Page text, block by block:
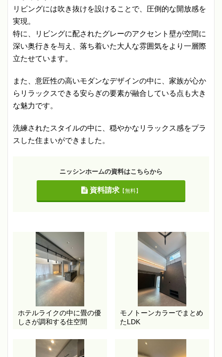
リビングには吹き抜けを設けることで、圧倒的な開放感を
実現。
特に、リビングに配されたグレーのアクセント壁が空間に
深い奥行きを与え、落ち着いた大人な雰囲気をより一層際
立たせています。
また、意匠性の高いモダンなデザインの中に、家族が心か
らリラックスできる安らぎの要素が融合している点も大き
な魅力です。
洗練されたスタイルの中に、穏やかなリラックス感をプラ
スした住まいができました。
ニッシンホームの資料はこちらから
資料請求【無料】
ホテルライクの中に畳の優
しさが調和する住空間
モノトーンカラーでまとめ
たLDK